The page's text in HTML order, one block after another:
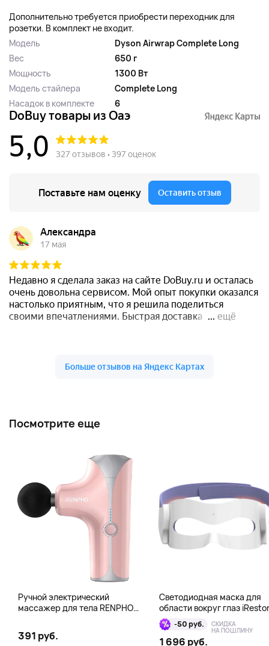
Дополнительно требуется приобрести переходник для
розетки. В комплект не входит.
Модель
Dyson Airwrap Complete Long
Вес
650 г
Мощность
1300 Вт
Модель стайлера
Complete Long
Насадок в комплекте
6
Посмотрите еще
Ручной электрический
массажер для тела RENPHO
391 руб.
Светодиодная маска для
области вокруг глаз
Illumina LED Eye Mask
-50 руб. СКИДКА
НА ПОШЛИНУ
1 696 руб.